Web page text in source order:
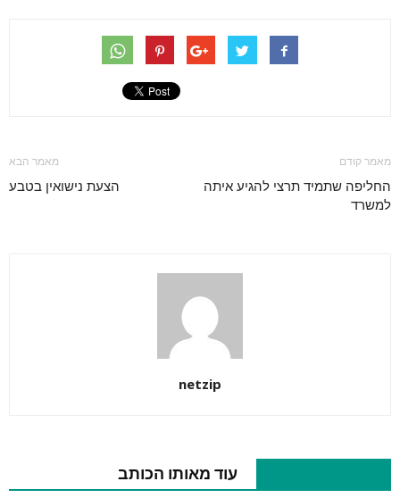
מאמר קודם
החליפה שתמיד תרצי להגיע איתה
למשרד
מאמר הבא
הצעת נישואין בטבע
netzip
עוד מאותו הכותב